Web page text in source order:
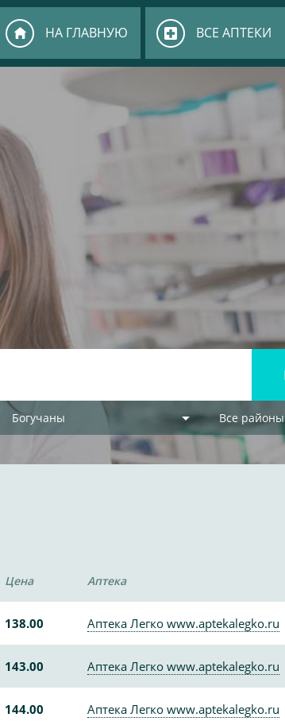
НА ГЛАВНУЮ ВСЕ АПТЕКИ
Богучаны Все районы
Цена Аптека
138.00 Аптека Легко www.aptekalegko.ru
143.00 Аптека Легко www.aptekalegko.ru
144.00 Аптека Легко www.aptekalegko.ru